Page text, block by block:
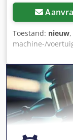
Toestand: nieuw
machine-/
bouw
Afmetingen
Aajmbeck CE-
Productieland:
meer informatie.